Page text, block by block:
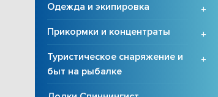
Одежда и экипировка
+
Прикормки и концентраты
+
Туристическое снаряжение и
быт на рыбалке
+